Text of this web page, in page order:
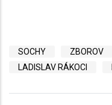
SOCHY ZBOROV
LADISLAV RÁKOCI